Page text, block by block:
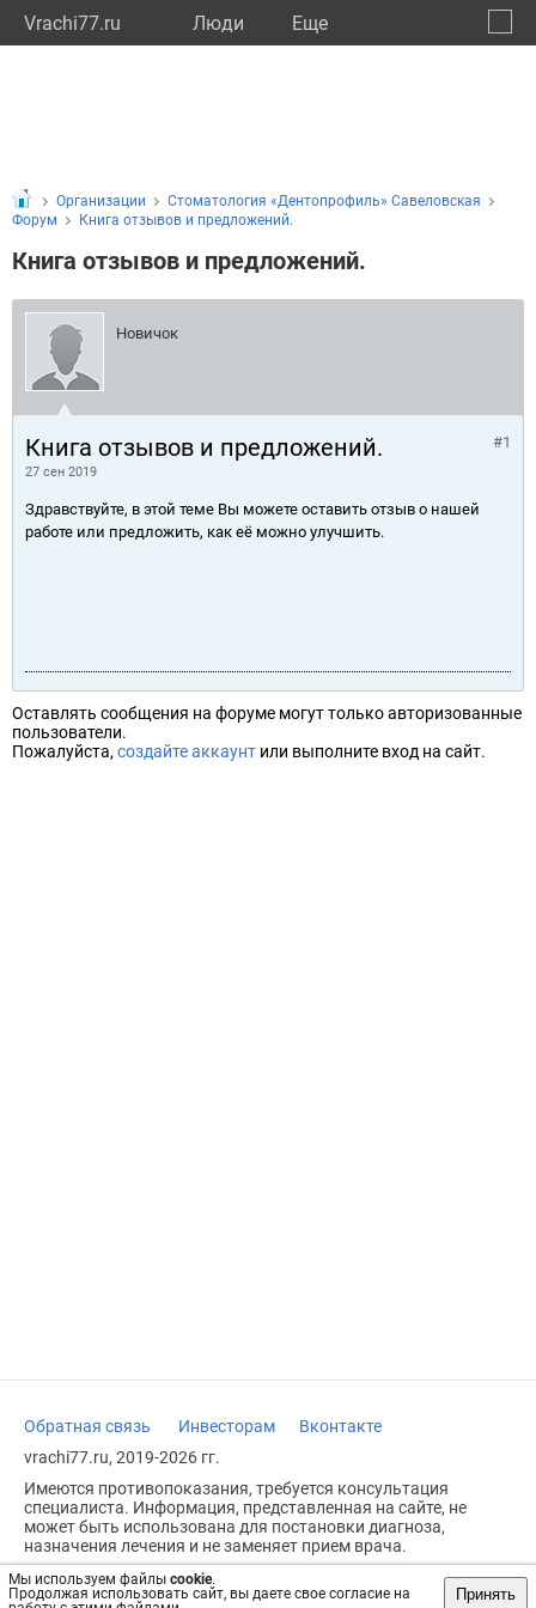
Vrachi77.ru Люди Eще
Мы используем файлы cookie.
Продолжая использовать сайт, вы даете свое согласие на
Принять
Организации
Стоматология «Дентопрофиль» Савеловская
Форум
Книга отзывов и предложений.
Книга отзывов и предложений.
Новичок
Книга отзывов и предложений.
27 сен 2019
#1
Здравствуйте, в этой теме Вы можете оставить отзыв о нашей
работе или предложить, как её можно улучшить.
Оставлять сообщения на форуме могут только авторизованные
пользователи.
Пожалуйста, создайте аккаунт или выполните вход на сайт.
Обратная связь Инвесторам
Вконтакте
vrachi77.ru, 2019-2026 гг.
Имеются противопоказания, требуется консультация
специалиста. Информация, представленная на сайте, не
может быть использована для постановки диагноза,
назначения лечения и не заменяет прием врача.
Возрастное ограничение: 18+